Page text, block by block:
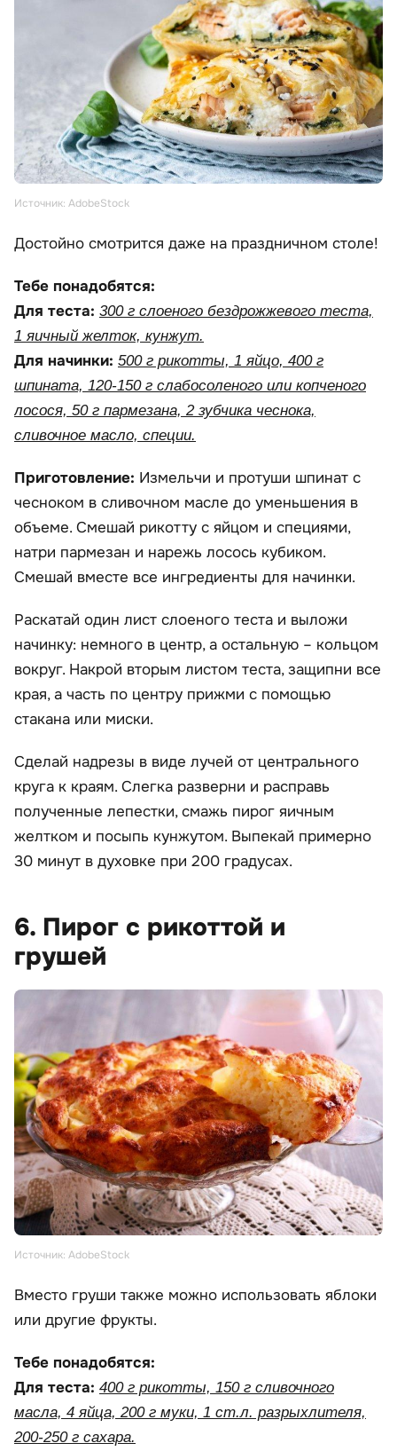
Источник: AdobeStock
Достойно смотрится даже на праздничном столе!
Тебе понадобятся:
Для теста: 300 г слоеного бездрожжевого теста,
1 яичный желток, кунжут.
Для начинки: 500 г рикотты, 1 яйцо, 400 г
шпината, 120-150 г слабосоленого или копченого
лосося, 50 г пармезана, 2 зубчика чеснока,
сливочное масло, специи.
Приготовление: Измельчи и протуши шпинат с
чесноком в сливочном масле до уменьшения в
объеме. Смешай рикотту с яйцом и специями,
натри пармезан и нарежь лосось кубиком.
Смешай вместе все ингредиенты для начинки.
Раскатай один лист слоеного теста и выложи
начинку: немного в центр, а остальную – кольцом
вокруг. Накрой вторым листом теста, защипни все
края, а часть по центру прижми с помощью
стакана или миски.
Сделай надрезы в виде лучей от центрального
круга к краям. Слегка разверни и расправь
полученные лепестки, смажь пирог яичным
желтком и посыпь кунжутом. Выпекай примерно
30 минут в духовке при 200 градусах.
6. Пирог с рикоттой и
грушей
Источник: AdobeStock
Вместо груши также можно использовать яблоки
или другие фрукты.
Тебе понадобятся:
Для теста: 400 г рикотты, 150 г сливочного
масла, 4 яйца, 200 г муки, 1 ст.л. разрыхлителя,
200-250 г сахара.